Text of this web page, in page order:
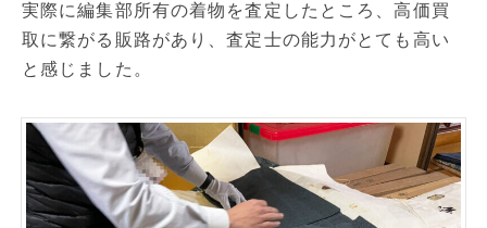
実際に編集部所有の着物を査定したところ、高価買
取に繋がる販路があり、査定士の能力がとても高い
と感じました。